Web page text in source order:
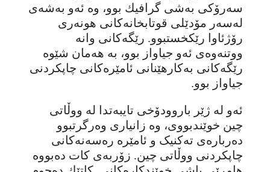
سەرۆکی بەشی گرافیك بوو، وە ئەو بەشەی
لەسەر مۆدێلی قوتابخانەکانی هونەری
رۆژئاوا رێکخستبوو. رێگەکانی وانە
ووتنەوەی ئەو جیاواز بوو، بە هەمان شێوە
رێگەکانی بەکارهێنانی ئامێرەکانی چاپکردنی
جیاواز بوو.
ئەو لە ژێر باروودۆخی تایبەتدا لە ووڵاتی
چین خوێندبووی، وە زانیاری وەرگرتبوو
دەربارەی تەکنیک و ئامێرە رەسەنەکانی
چاپکردنی ووڵاتی چین. زۆربەی کات دەبووە